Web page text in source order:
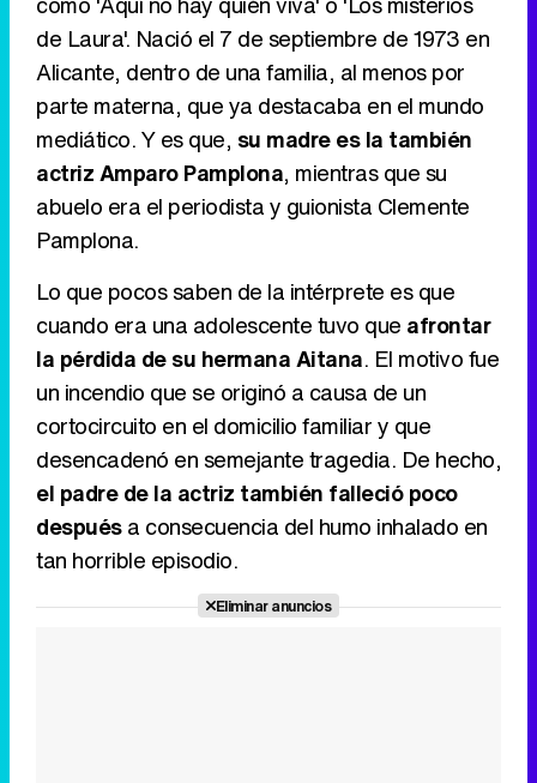
Tráiler de '33 días', la nueva serie de Atresplayer con Julián Villagrán y José Manuel Poga
Tráiler en catalán de 'Ravalear', la nueva serie de HBO Max sobre los fondos buitre
de Laura'. Nació el 7 de septiembre de 1973 en
Alicante, dentro de una familia, al menos por
parte materna, que ya destacaba en el mundo
mediático. Y es que, su madre es la también
actriz Amparo Pamplona, mientras que su
abuelo era el periodista y guionista Clemente
Pamplona.
Lo que pocos saben de la intérprete es que
cuando era una adolescente tuvo que afrontar
la pérdida de su hermana Aitana. El motivo fue
un incendio que se originó a causa de un
cortocircuito en el domicilio familiar y que
desencadenó en semejante tragedia. De hecho,
el padre de la actriz también falleció poco
despuésa consecuencia del humo inhalado en
tan horrible episodio.
Eliminar anuncios